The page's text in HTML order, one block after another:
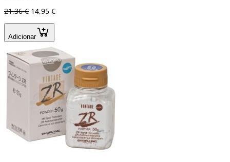
21,36 € 14,95 €
Adicionar